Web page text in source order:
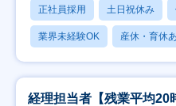
正社員採用 土日祝休み
業界未経験OK 産休・育休
経理担当者【残業平均20